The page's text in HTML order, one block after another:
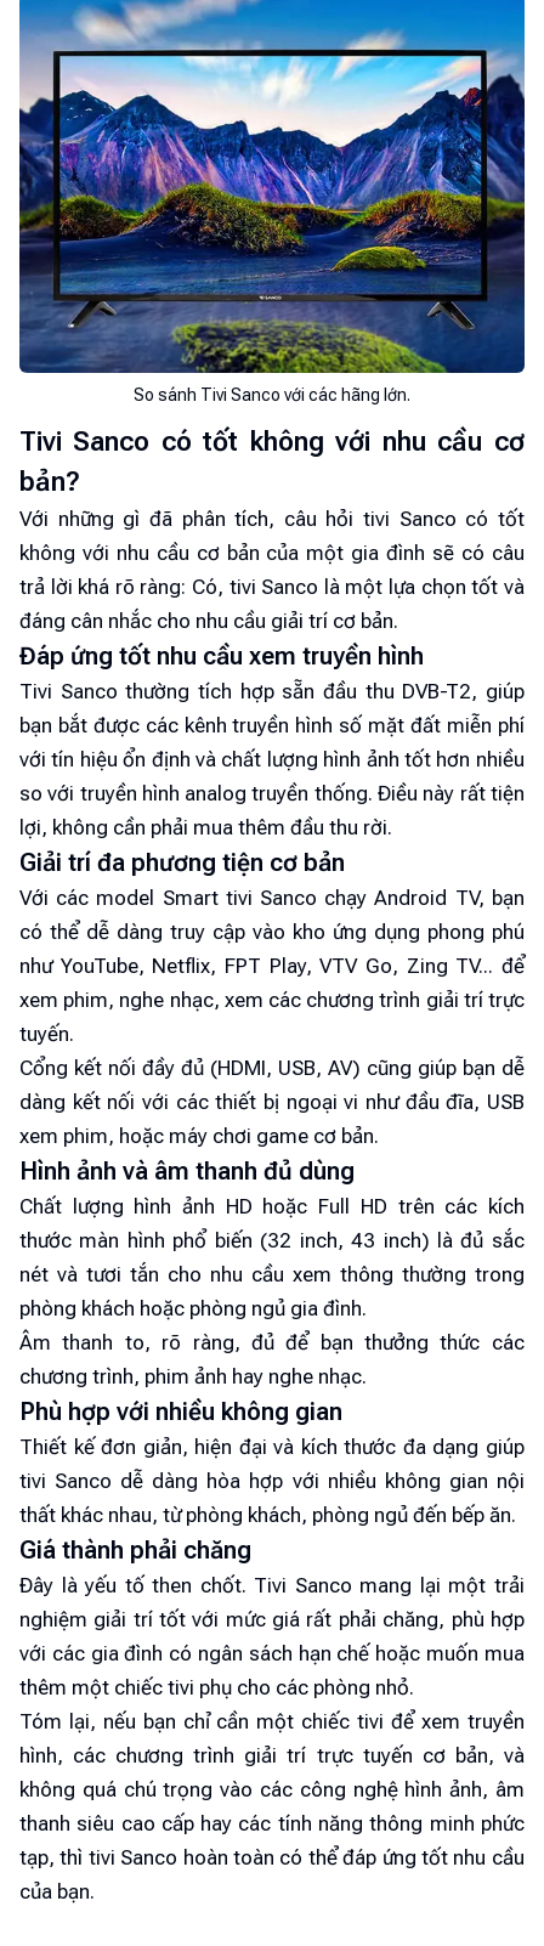
So sánh Tivi Sanco với các hãng lớn.
Tivi Sanco có tốt không với nhu cầu cơ
bản?
Với những gì đã phân tích, câu hỏi tivi Sanco có tốt
không với nhu cầu cơ bản của một gia đình sẽ có câu
trả lời khá rõ ràng: Có, tivi Sanco là một lựa chọn tốt và
đáng cân nhắc cho nhu cầu giải trí cơ bản.
Đáp ứng tốt nhu cầu xem truyền hình
Tivi Sanco thường tích hợp sẵn đầu thu DVB-T2, giúp
bạn bắt được các kênh truyền hình số mặt đất miễn phí
với tín hiệu ổn định và chất lượng hình ảnh tốt hơn nhiều
so với truyền hình analog truyền thống. Điều này rất tiện
lợi, không cần phải mua thêm đầu thu rời.
Giải trí đa phương tiện cơ bản
Với các model Smart tivi Sanco chạy Android TV, bạn
có thể dễ dàng truy cập vào kho ứng dụng phong phú
như YouTube, Netflix, FPT Play, VTV Go, Zing TV... để
xem phim, nghe nhạc, xem các chương trình giải trí trực
tuyến.
Cổng kết nối đầy đủ (HDMI, USB, AV) cũng giúp bạn dễ
dàng kết nối với các thiết bị ngoại vi như đầu đĩa, USB
xem phim, hoặc máy chơi game cơ bản.
Hình ảnh và âm thanh đủ dùng
Chất lượng hình ảnh HD hoặc Full HD trên các kích
thước màn hình phổ biến (32 inch, 43 inch) là đủ sắc
nét và tươi tắn cho nhu cầu xem thông thường trong
phòng khách hoặc phòng ngủ gia đình.
Âm thanh to, rõ ràng, đủ để bạn thưởng thức các
chương trình, phim ảnh hay nghe nhạc.
Phù hợp với nhiều không gian
Thiết kế đơn giản, hiện đại và kích thước đa dạng giúp
tivi Sanco dễ dàng hòa hợp với nhiều không gian nội
thất khác nhau, từ phòng khách, phòng ngủ đến bếp ăn.
Giá thành phải chăng
Đây là yếu tố then chốt. Tivi Sanco mang lại một trải
nghiệm giải trí tốt với mức giá rất phải chăng, phù hợp
với các gia đình có ngân sách hạn chế hoặc muốn mua
thêm một chiếc tivi phụ cho các phòng nhỏ.
Tóm lại, nếu bạn chỉ cần một chiếc tivi để xem truyền
hình, các chương trình giải trí trực tuyến cơ bản, và
không quá chú trọng vào các công nghệ hình ảnh, âm
thanh siêu cao cấp hay các tính năng thông minh phức
tạp, thì tivi Sanco hoàn toàn có thể đáp ứng tốt nhu cầu
của bạn.